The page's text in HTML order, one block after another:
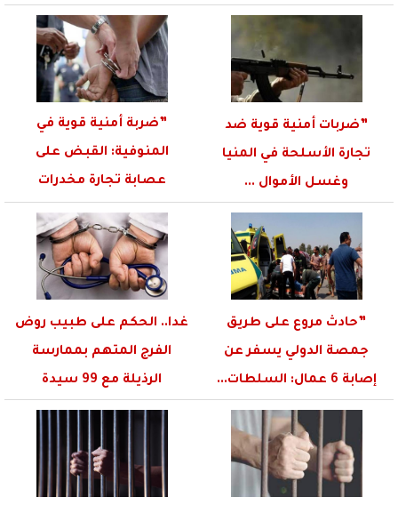
”ضربات أمنية قوية ضد
تجارة الأسلحة في المنيا
وغسل الأموال ...
”ضربة أمنية قوية في
المنوفية: القبض على
عصابة تجارة مخدرات
مسلحة”
”حادث مروع على طريق
جمصة الدولي يسفر عن
إصابة 6 عمال: السلطات...
غدا.. الحكم على طبيب روض
الفرج المتهم بممارسة
الرذيلة مع 99 سيدة